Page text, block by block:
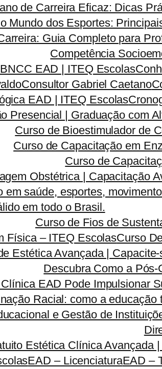
de Carreira Eficaz: Dicas
Mundo dos Esportes:
Guia Completo para
Competência
EAD | ITEQ Escolas
Consultor Gabriel Caetano
EAD | ITEQ Escolas
Presencial | Graduação com
Curso de Bioestimulador de
Curso de Capacitação em
Curso de
Obstétrica | Capacitação
saúde, esportes,
em todo o Brasil.
Curso de Fios de
Física – ITEQ EscolasCurso
Estética Avançada |
Descubra Como a
EAD Pode Impulsionar
Racial: como a
e Gestão de
Estética Clínica Avançada
EAD – LicenciaturaEAD –